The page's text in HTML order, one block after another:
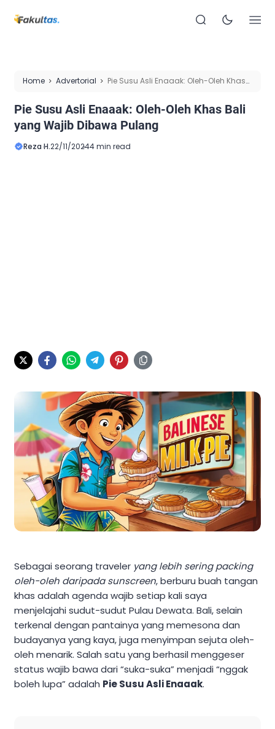
Home Advertorial
Pie Susu Asli Enaaak: Oleh-Oleh Khas
Pie Susu Asli Enaaak: Oleh-Oleh Khas Bali
yang Wajib Dibawa Pulang
Reza H.22/11/20244 min read
Sebagai seorang traveler yang lebih sering packing
oleh-oleh daripada sunscreen, berburu buah tangan
khas adalah agenda wajib setiap kali saya
menjelajahi sudut-sudut Pulau Dewata. Bali, selain
terkenal dengan pantainya yang memesona dan
budayanya yang kaya, juga menyimpan sejuta oleh-
oleh menarik. Salah satu yang berhasil menggeser
status wajib bawa dari “suka-suka” menjadi “nggak
boleh lupa” adalah Pie Susu Asli Enaaak.